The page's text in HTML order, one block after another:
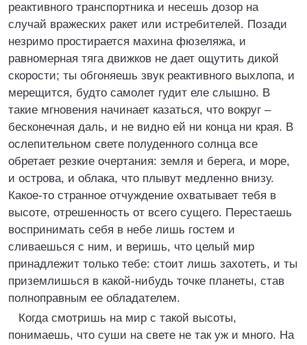
реактивного транспортника и несешь дозор на
случай вражеских ракет или истребителей. Позади
незримо простирается махина фюзеляжа, и
равномерная тяга движков не дает ощутить дикой
скорости; ты обгоняешь звук реактивного выхлопа, и
мерещится, будто самолет гудит еле слышно. В
такие мгновения начинает казаться, что вокруг –
бесконечная даль, и не видно ей ни конца ни края. В
ослепительном свете полуденного солнца все
обретает резкие очертания: земля и берега, и море,
и острова, и облака, что плывут медленно внизу.
Какое-то странное отчуждение охватывает тебя в
высоте, отрешенность от всего сущего. Перестаешь
воспринимать себя в небе лишь гостем и
сливаешься с ним, и веришь, что целый мир
принадлежит только тебе: стоит лишь захотеть, и ты
приземлишься в какой-нибудь точке планеты, став
полноправным ее обладателем.
Когда смотришь на мир с такой высоты,
понимаешь, что суши на свете не так уж и много. На